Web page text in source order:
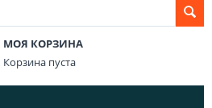
МОЯ КОРЗИНА
Корзина пуста